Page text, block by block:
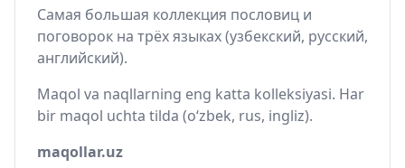
Самая большая коллекция пословиц и
поговорок на трёх языках (узбекский, русский,
английский).
Maqol va naqllarning eng katta kolleksiyasi. Har
bir maqol uchta tilda (o‘zbek, rus, ingliz).
maqollar.uz